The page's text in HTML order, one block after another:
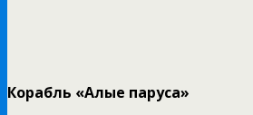
Корабль «Алые паруса»